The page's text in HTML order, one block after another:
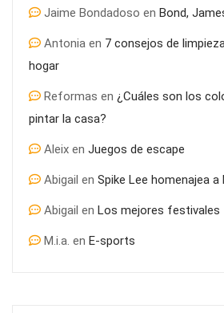
Jaime Bondadoso en Bond,
Antonia en 7 consejos de
hogar
Reformas en ¿Cuáles son los
pintar la casa?
Aleix en Juegos de escape
Abigail en Spike Lee homenajea
Abigail en Los mejores festivales
M.i.a. en E-sports